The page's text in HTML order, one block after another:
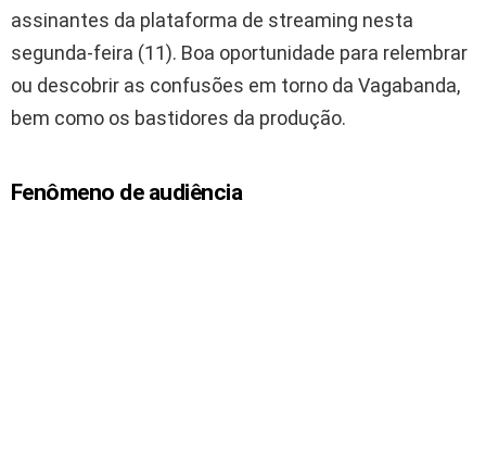
assinantes da plataforma de streaming nesta
segunda-feira (11). Boa oportunidade para relembrar
ou descobrir as confusões em torno da Vagabanda,
bem como os bastidores da produção.
Fenômeno de audiência